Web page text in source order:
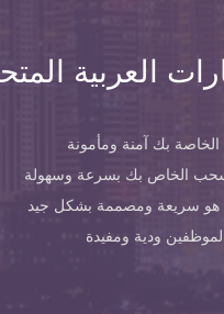
العربية
بك آمنة ومأمونة
سحب الخاص بك بسرعة وسهولة
هو سريعة ومصممة بشكل جيد
ودية ومفيدة